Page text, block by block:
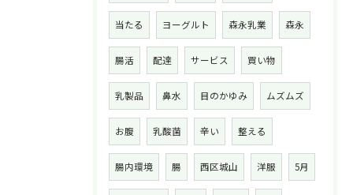
当たる ヨーグルト 森永乳業 森永
腸活 配達 サービス 買い物
乳製品 鼻水 目のかゆみ ムズムズ
お腹 乳酸菌 辛い 整える
腸内環境 腸 西区城山 洋服 5月